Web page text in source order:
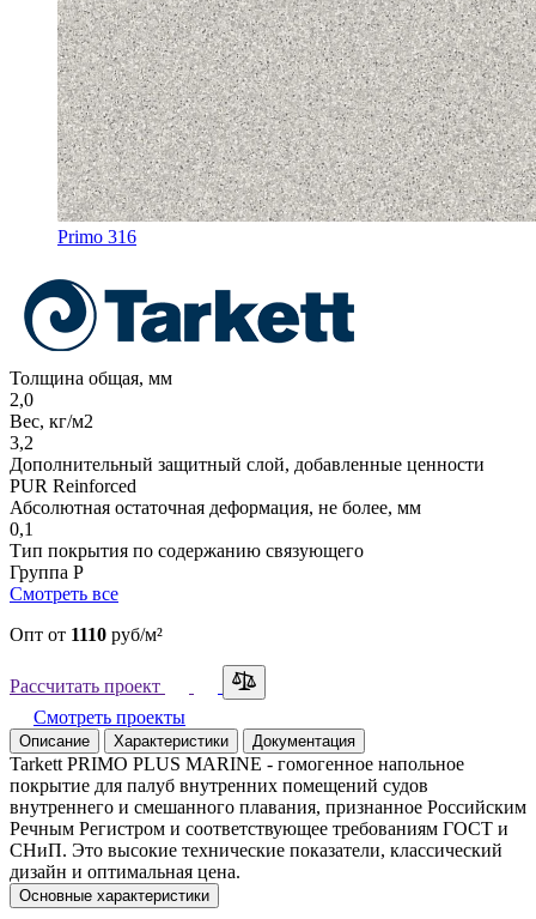
Primo 316
Толщина общая, мм
2,0
Вес, кг/м2
3,2
Дополнительный защитный слой, добавленные ценности
PUR Reinforced
Абсолютная остаточная деформация, не более, мм
0,1
Тип покрытия по содержанию связующего
Группа Р
Смотреть все
Опт от 1110 руб/м²
Рассчитать проект
Смотреть проекты
Описание Характеристики Документация
Tarkett PRIMO PLUS MARINE - гомогенное напольное
покрытие для палуб внутренних помещений судов
внутреннего и смешанного плавания, признанное Российским
Речным Регистром и соответствующее требованиям ГОСТ и
СНиП. Это высокие технические показатели, классический
дизайн и оптимальная цена.
Основные характеристики